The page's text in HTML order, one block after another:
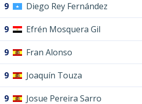
9 Diego Rey Fernández
9 Efrén Mosquera Gil
9 Fran Alonso
9 Joaquín Touza
9 Josue Pereira Sarro